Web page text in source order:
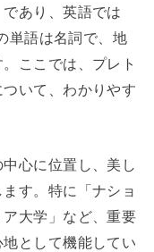
あり、英語では
単語は名詞で、地
ここでは、プレト
いて、わかりやす
心に位置し、美し
す。特に「ナショ
大学」など、重要
として機能してい